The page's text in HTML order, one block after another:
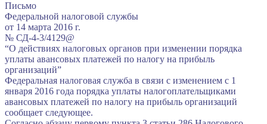
Письмо
Федеральной налоговой службы
от 14 марта 2016 г.
№ СД-4-3/4129@
“О действиях налоговых органов при изменении порядка
уплаты авансовых платежей по налогу на прибыль
организаций”
Федеральная налоговая служба в связи с изменением с 1
января 2016 года порядка уплаты налогоплательщиками
авансовых платежей по налогу на прибыль организаций
сообщает следующее.